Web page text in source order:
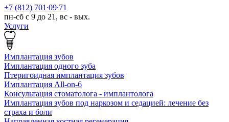
+7 (812) 701∙09∙71
пн-сб с 9 до 21, вс - вых.
Услуги
Имплантация зубов
Имплантация одного зуба
Птеригоидная имплантация зубов
Имплантация All-on-6
Консультация стоматолога - имплантолога
Имплантация зубов под наркозом и седацией: лечение без
страха и боли